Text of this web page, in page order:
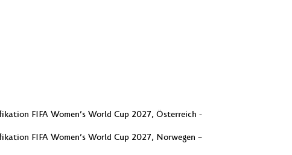
FIFA Women’s World Cup 2027, Österreich -
FIFA Women’s World Cup 2027, Norwegen –